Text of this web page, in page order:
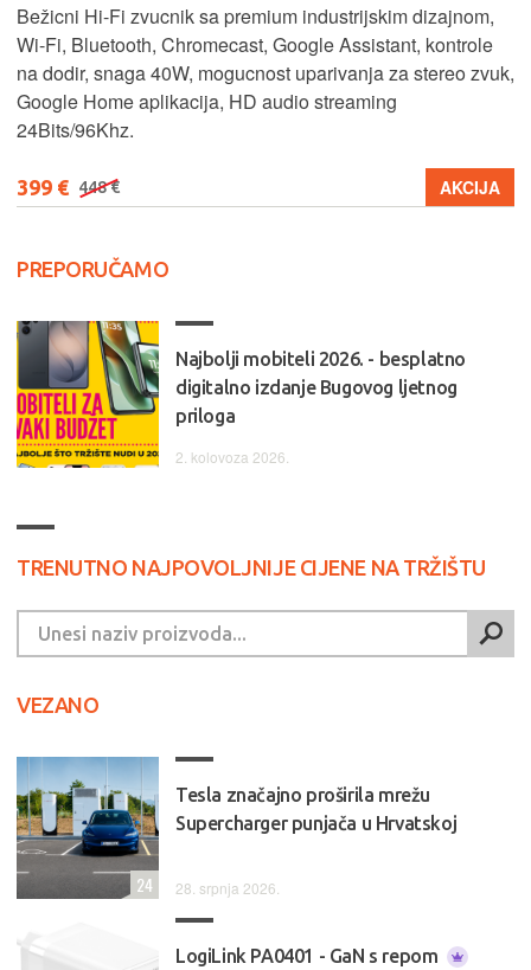
Bežicni Hi-Fi zvucnik sa premium industrijskim dizajnom,
Wi-Fi, Bluetooth, Chromecast, Google Assistant, kontrole
na dodir, snaga 40W, mogucnost uparivanja za stereo zvuk,
Google Home aplikacija, HD audio streaming
24Bits/96Khz.
399 € 448 € AKCIJA
PREPORUČAMO
Najbolji mobiteli 2026. - besplatno
digitalno izdanje Bugovog ljetnog
priloga
2. kolovoza 2026.
TRENUTNO NAJPOVOLJNIJE CIJENE NA TRŽIŠTU
VEZANO
Tesla značajno proširila mrežu
Supercharger punjača u Hrvatskoj
28. srpnja 2026.
24
LogiLink PA0401 - GaN s repom